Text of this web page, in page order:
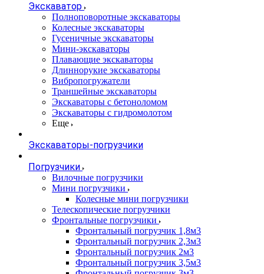
Экскаватор
Полноповоротные экскаваторы
Колесные экскаваторы
Гусеничные экскаваторы
Мини-экскаваторы
Плавающие экскаваторы
Длиннорукие экскаваторы
Вибропогружатели
Траншейные экскаваторы
Экскаваторы с бетоноломом
Экскаваторы с гидромолотом
Еще
Экскаваторы-погрузчики
Погрузчики
Вилочные погрузчики
Мини погрузчики
Колесные мини погрузчики
Телескопические погрузчики
Фронтальные погрузчики
Фронтальный погрузчик 1,8м3
Фронтальный погрузчик 2,3м3
Фронтальный погрузчик 2м3
Фронтальный погрузчик 3,5м3